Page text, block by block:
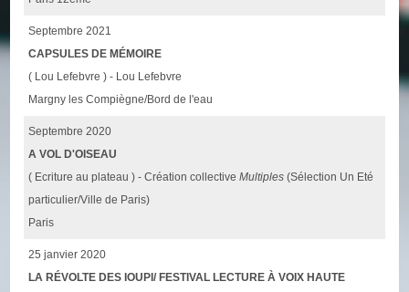
Septembre 2021
CAPSULES DE MÉMOIRE
( Lou Lefebvre ) - Lou Lefebvre
Margny les Compiègne/Bord de l'eau
Septembre 2020
A VOL D'OISEAU
( Ecriture au plateau ) - Création collectiveMultiples (Sélection Un Eté
particulier/Ville de Paris)
Paris
25 janvier 2020
LA RÉVOLTE DES IOUPI/ FESTIVAL LECTURE À VOIX HAUTE